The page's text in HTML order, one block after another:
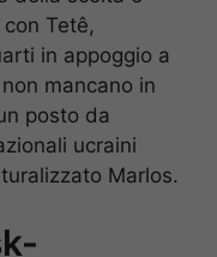
Tetê,
in appoggio a
mancano in
posto da
ucraini
Marlos.